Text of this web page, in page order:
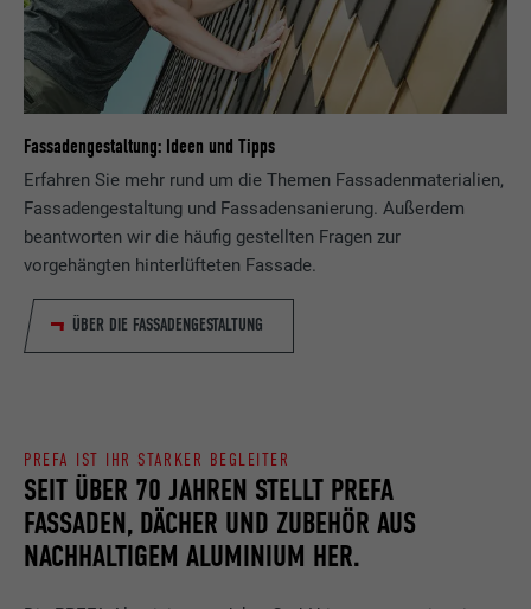
Fassadengestaltung: Ideen und Tipps
Erfahren Sie mehr rund um die Themen Fassadenmaterialien,
Fassadengestaltung und Fassadensanierung. Außerdem
beantworten wir die häufig gestellten Fragen zur
vorgehängten hinterlüfteten Fassade.
ÜBER DIE FASSADENGESTALTUNG
SEIT ÜBER 70 JAHREN STELLT PREFA
FASSADEN, DÄCHER UND ZUBEHÖR AUS
NACHHALTIGEM ALUMINIUM HER.
PREFA IST IHR STARKER BEGLEITER